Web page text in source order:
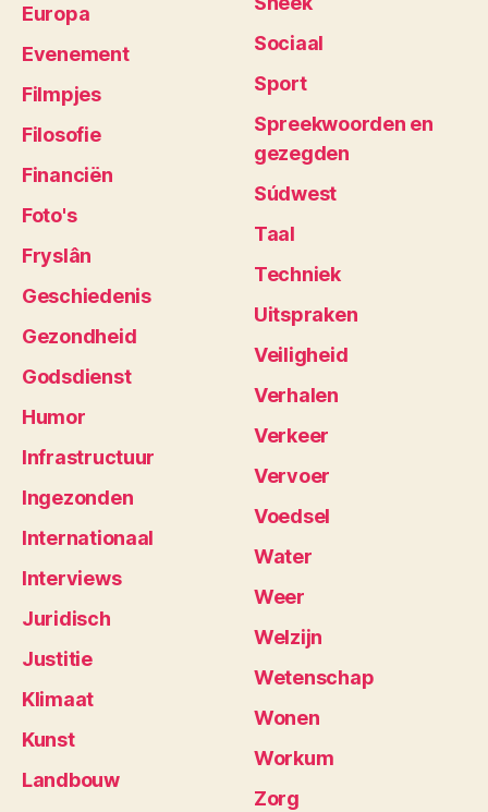
Europa
Evenement
Filmpjes
Filosofie
Financiën
Foto's
Fryslân
Geschiedenis
Gezondheid
Godsdienst
Humor
Infrastructuur
Ingezonden
Internationaal
Interviews
Juridisch
Justitie
Klimaat
Kunst
Landbouw
Sociaal
Sport
Spreekwoorden en
gezegden
Súdwest
Taal
Techniek
Uitspraken
Veiligheid
Verhalen
Verkeer
Vervoer
Voedsel
Water
Weer
Welzijn
Wetenschap
Wonen
Workum
Zorg